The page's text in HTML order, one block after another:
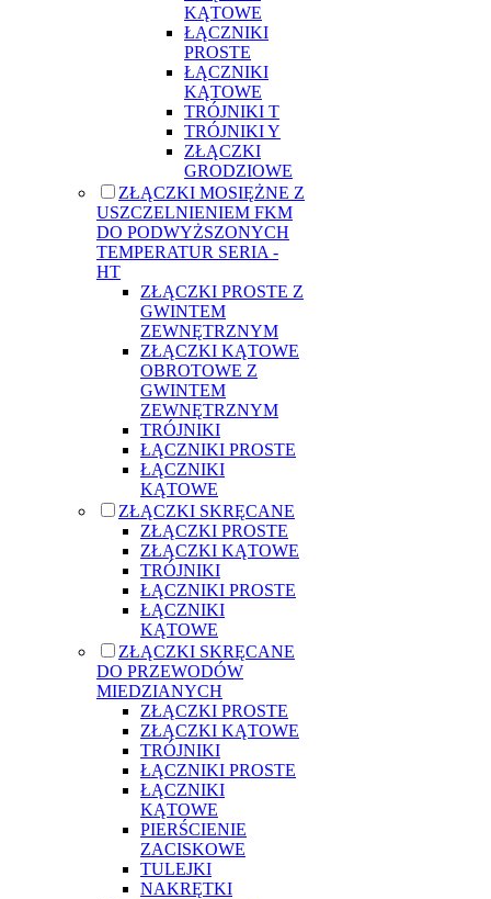
KĄTOWE
ŁĄCZNIKI
PROSTE
ŁĄCZNIKI
KĄTOWE
TRÓJNIKI T
TRÓJNIKI Y
ZŁĄCZKI
GRODZIOWE
ZŁĄCZKI MOSIĘŻNE Z
USZCZELNIENIEM FKM
DO PODWYŻSZONYCH
TEMPERATUR SERIA -
HT
ZŁĄCZKI PROSTE Z
GWINTEM
ZEWNĘTRZNYM
ZŁĄCZKI KĄTOWE
OBROTOWE Z
GWINTEM
ZEWNĘTRZNYM
TRÓJNIKI
ŁĄCZNIKI PROSTE
ŁĄCZNIKI
KĄTOWE
ZŁĄCZKI SKRĘCANE
ZŁĄCZKI PROSTE
ZŁĄCZKI KĄTOWE
TRÓJNIKI
ŁĄCZNIKI PROSTE
ŁĄCZNIKI
KĄTOWE
ZŁĄCZKI SKRĘCANE
DO PRZEWODÓW
MIEDZIANYCH
ZŁĄCZKI PROSTE
ZŁĄCZKI KĄTOWE
TRÓJNIKI
ŁĄCZNIKI PROSTE
ŁĄCZNIKI
KĄTOWE
PIERŚCIENIE
ZACISKOWE
TULEJKI
NAKRĘTKI